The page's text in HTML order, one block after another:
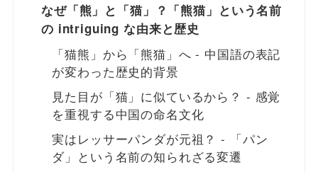
なぜ「熊」と「猫」？「熊猫」という名前
の intriguing な由来と歴史
「猫熊」から「熊猫」へ - 中国語の表記
が変わった歴史的背景
見た目が「猫」に似ているから？ - 感覚
を重視する中国の命名文化
実はレッサーパンダが元祖？ - 「パン
ダ」という名前の知られざる変遷